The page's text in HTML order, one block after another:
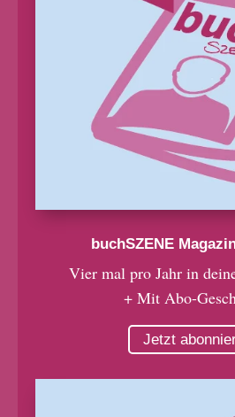
buchSZENE
Vier mal pro Jahr in
+ Mit Abo-
Jetzt